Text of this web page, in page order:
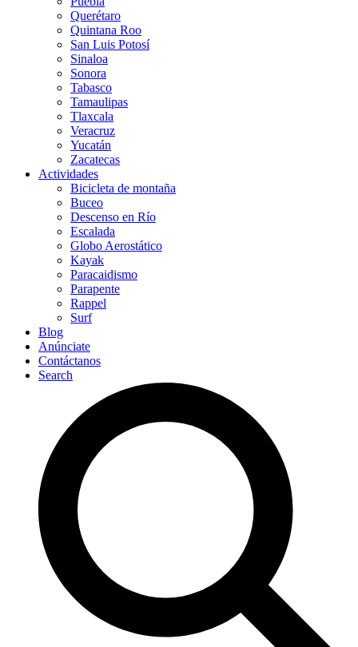
Querétaro
Quintana Roo
San Luis Potosí
Sinaloa
Sonora
Tabasco
Tamaulipas
Tlaxcala
Veracruz
Yucatán
Zacatecas
Actividades
Bicicleta de montaña
Buceo
Descenso en Río
Escalada
Globo Aerostático
Kayak
Paracaidismo
Parapente
Rappel
Surf
Blog
Anúnciate
Contáctanos
Search